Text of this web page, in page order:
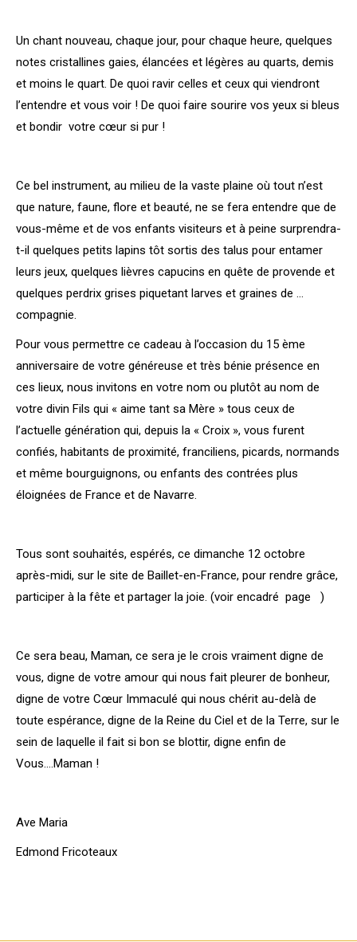
Un chant nouveau, chaque jour, pour chaque heure, quelques
notes cristallines gaies, élancées et légères au quarts, demis
et moins le quart. De quoi ravir celles et ceux qui viendront
l’entendre et vous voir ! De quoi faire sourire vos yeux si bleus
et bondir votre cœur si pur !
Ce bel instrument, au milieu de la vaste plaine où tout n’est
que nature, faune, flore et beauté, ne se fera entendre que de
vous-même et de vos enfants visiteurs et à peine surprendra-
t-il quelques petits lapins tôt sortis des talus pour entamer
leurs jeux, quelques lièvres capucins en quête de provende et
quelques perdrix grises piquetant larves et graines de …
compagnie.
Pour vous permettre ce cadeau à l’occasion du 15 ème
anniversaire de votre généreuse et très bénie présence en
ces lieux, nous invitons en votre nom ou plutôt au nom de
votre divin Fils qui « aime tant sa Mère » tous ceux de
l’actuelle génération qui, depuis la « Croix », vous furent
confiés, habitants de proximité, franciliens, picards, normands
et même bourguignons, ou enfants des contrées plus
éloignées de France et de Navarre.
Tous sont souhaités, espérés, ce dimanche 12 octobre
après-midi, sur le site de Baillet-en-France, pour rendre grâce,
participer à la fête et partager la joie. (voir encadré page )
Ce sera beau, Maman, ce sera je le crois vraiment digne de
vous, digne de votre amour qui nous fait pleurer de bonheur,
digne de votre Cœur Immaculé qui nous chérit au-delà de
toute espérance, digne de la Reine du Ciel et de la Terre, sur le
sein de laquelle il fait si bon se blottir, digne enfin de
Vous….Maman !
Ave Maria
Edmond Fricoteaux